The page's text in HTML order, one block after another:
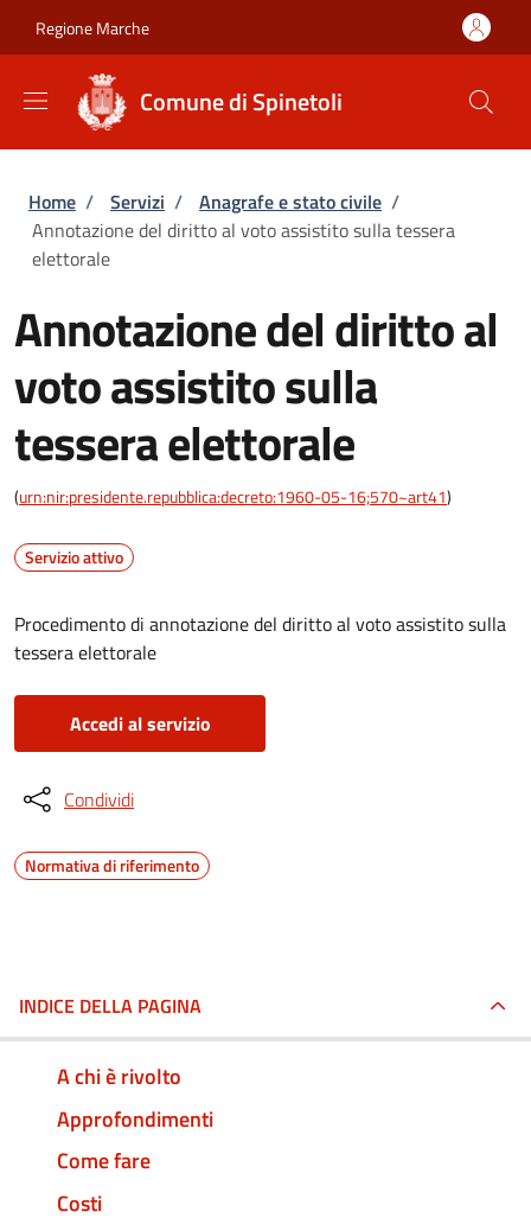
Regione Marche
Comune di Spinetoli
Briciole di pane
Home / Servizi / Anagrafe e stato civile /
Annotazione del diritto al voto assistito sulla tessera
elettorale
Annotazione del diritto al
voto assistito sulla
tessera elettorale
(urn:nir:presidente.repubblica:decreto:1960-05-16;570~art41)
Servizio attivo
Procedimento di annotazione del diritto al voto assistito sulla
tessera elettorale
Accedi al servizio
Condividi
Normativa di riferimento
INDICE DELLA PAGINA
A chi è rivolto
Approfondimenti
Come fare
Costi